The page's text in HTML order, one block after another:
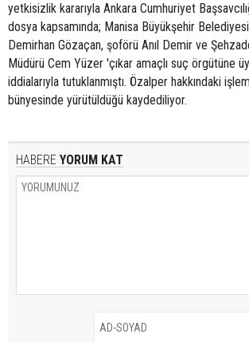
yetkisizlik kararıyla Ankara Cumhuriyet
dosya kapsamında; Manisa Büyükşehir Belediyesi
Demirhan Gözaçan, şoförü Anıl Demir ve
Müdürü Cem Yüzer 'çıkar amaçlı suç örgütüne
iddialarıyla tutuklanmıştı. Özalper hakkındaki
bünyesinde yürütüldüğü kaydediliyor.
HABERE YORUM KAT